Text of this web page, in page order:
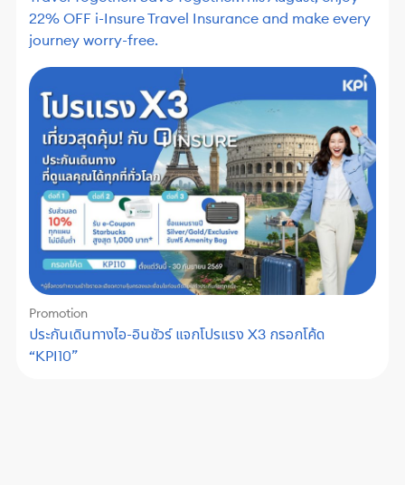
22% OFF i-Insure Travel Insurance and make every
journey worry-free.
Promotion
ประกันเดินทางไอ-อินชัวร์ แจกโปรแรง X3 กรอกโค้ด
“KPI10”